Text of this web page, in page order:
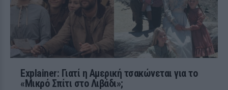
Explainer: Γιατί η Αμερική τσακώνεται για το
«Μικρό Σπίτι στο Λιβάδι»;